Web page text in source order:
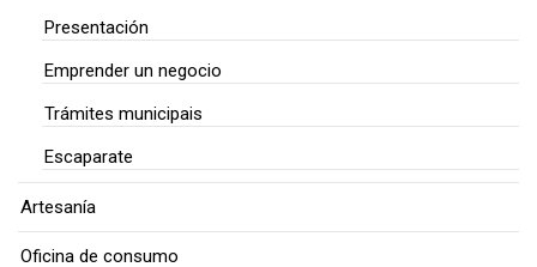
Presentación
Emprender un negocio
Trámites municipais
Escaparate
Artesanía
Oficina de consumo